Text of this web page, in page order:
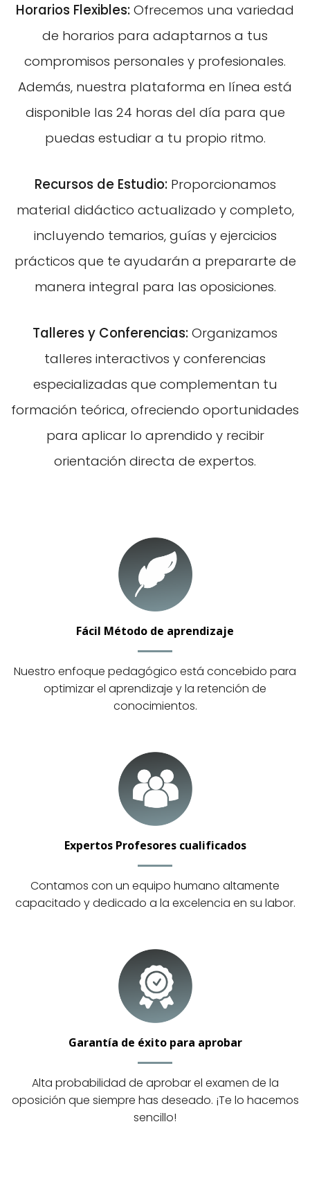
Horarios Flexibles: Ofrecemos una variedad
de horarios para adaptarnos a tus
compromisos personales y profesionales.
Además, nuestra plataforma en línea está
disponible las 24 horas del día para que
puedas estudiar a tu propio ritmo.
Recursos de Estudio:Proporcionamos
material didáctico actualizado y completo,
incluyendo temarios, guías y ejercicios
prácticos que te ayudarán a prepararte de
manera integral para las oposiciones.
Talleres y Conferencias: Organizamos
talleres interactivos y conferencias
especializadas que complementan tu
formación teórica, ofreciendo oportunidades
para aplicar lo aprendido y recibir
orientación directa de expertos.
Fácil Método de aprendizaje
Nuestro enfoque pedagógico está concebido para
optimizar el aprendizaje y la retención de
conocimientos.
Expertos Profesores cualificados
Contamos con un equipo humano altamente
capacitado y dedicado a la excelencia en su labor.
Garantía de éxito para aprobar
Alta probabilidad de aprobar el examen de la
oposición que siempre has deseado. ¡Te lo hacemos
sencillo!